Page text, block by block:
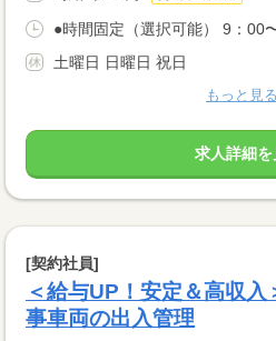
●時間固定（選択可能） 9：00
土曜日 日曜日 祝日
もっと見る
求人詳細を
[契約社員]
＜給与UP！安定＆高収
事車両の出入管理